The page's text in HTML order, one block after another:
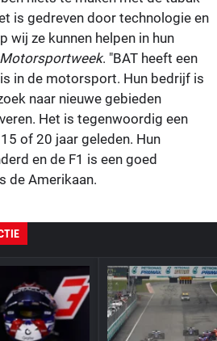
is gedreven door technologie en
wij ze kunnen helpen in hun
Motorsportweek. "BAT heeft een
in de motorsport. Hun bedrijf is
naar nieuwe gebieden
Het is tegenwoordig een
of 20 jaar geleden. Hun
en de F1 is een goed
de Amerikaan.